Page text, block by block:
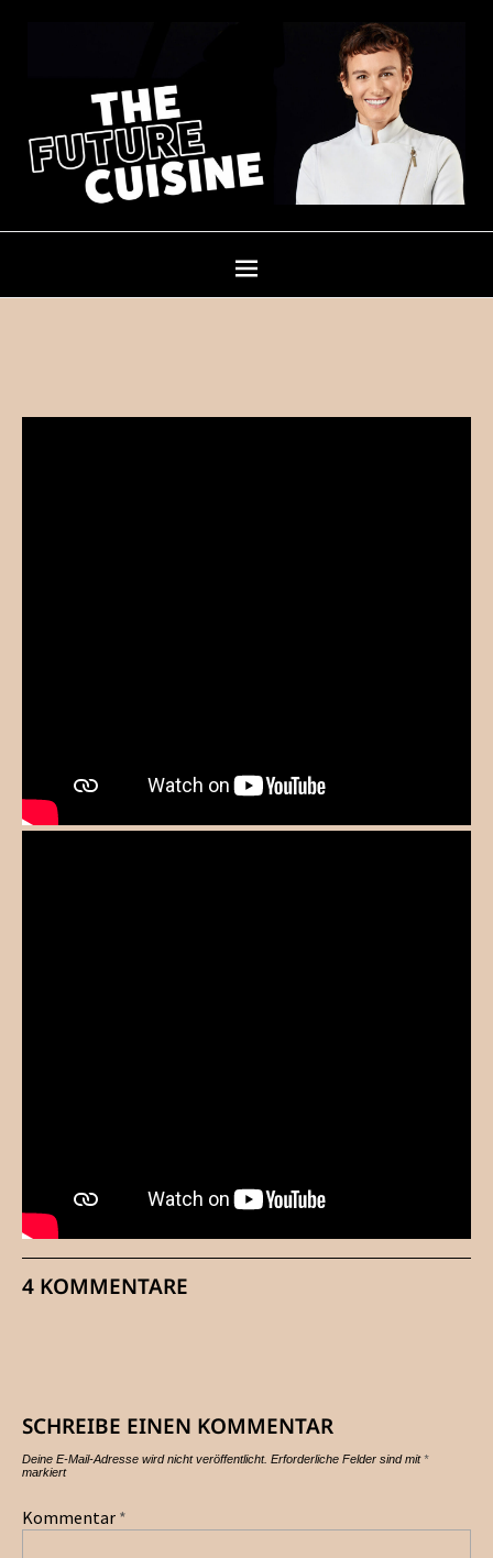
4 KOMMENTARE
SCHREIBE EINEN KOMMENTAR
Deine E-Mail-Adresse wird nicht veröffentlicht. Erforderliche Felder sind mit*
markiert
Kommentar *